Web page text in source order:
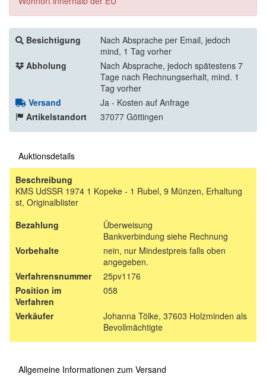
Besichtigung
Nach Absprache per Email, jedoch
mind, 1 Tag vorher
Abholung
Nach Absprache, jedoch spätestens 7
Tage nach Rechnungserhalt, mind. 1
Tag vorher
Versand
Ja - Kosten auf Anfrage
Artikelstandort
37077 Göttingen
Auktionsdetails
Beschreibung
KMS UdSSR 1974 1 Kopeke - 1 Rubel, 9 Münzen, Erhaltung
st, Originalblister
Bezahlung
Überweisung
Bankverbindung siehe Rechnung
Vorbehalte
nein, nur Mindestpreis falls oben
angegeben.
Verfahrensnummer
25pv1176
Position im
Verfahren
058
Verkäufer
Johanna Tölke, 37603 Holzminden als
Bevollmächtigte
Allgemeine Informationen zum Versand